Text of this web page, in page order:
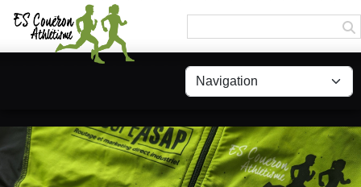
Panneau de gestion des cookies